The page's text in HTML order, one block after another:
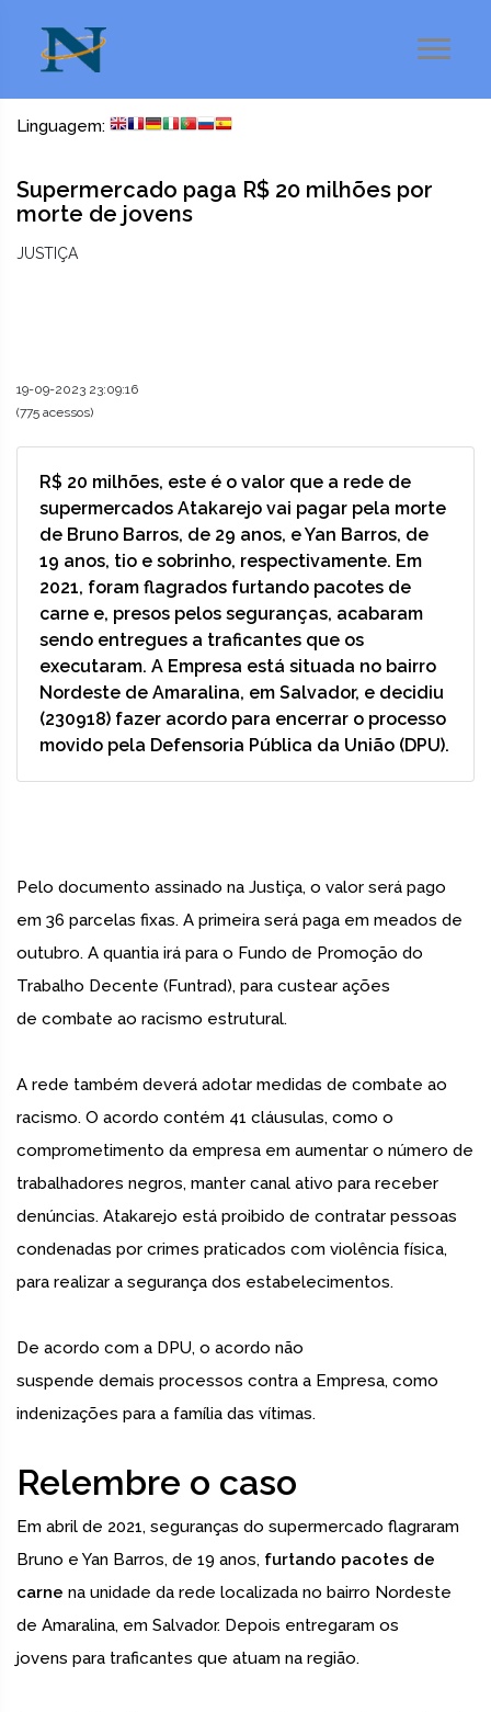
Linguagem:
Supermercado paga R$ 20 milhões por
morte de jovens
JUSTIÇA
19-09-2023 23:09:16
(775 acessos)
R$ 20 milhões, este é o valor que a rede de
supermercados Atakarejo vai pagar pela morte
de Bruno Barros, de 29 anos, e Yan Barros, de
19 anos, tio e sobrinho, respectivamente. Em
2021, foram flagrados furtando pacotes de
carne e, presos pelos seguranças, acabaram
sendo entregues a traficantes que os
executaram. A Empresa está situada no bairro
Nordeste de Amaralina, em Salvador, e decidiu
(230918) fazer acordo para encerrar o processo
movido pela Defensoria Pública da União (DPU).
Pelo documento assinado na Justiça, o valor será pago
em 36 parcelas fixas. A primeira será paga em meados de
outubro. A quantia irá para o Fundo de Promoção do
Trabalho Decente (Funtrad), para custear ações
de combate ao racismo estrutural.
A rede também deverá adotar medidas de combate ao
racismo. O acordo contém 41 cláusulas, como o
comprometimento da empresa em aumentar o número de
trabalhadores negros, manter canal ativo para receber
denúncias. Atakarejo está proibido de contratar pessoas
condenadas por crimes praticados com violência física,
para realizar a segurança dos estabelecimentos.
De acordo com a DPU, o acordo não
suspende demais processos contra a Empresa, como
indenizações para a família das vítimas.
Relembre o caso
Em abril de 2021, seguranças do supermercado flagraram
Bruno e Yan Barros, de 19 anos, furtando pacotes de
carne na unidade da rede localizada no bairro Nordeste
de Amaralina, em Salvador. Depois entregaram os
jovens para traficantes que atuam na região.